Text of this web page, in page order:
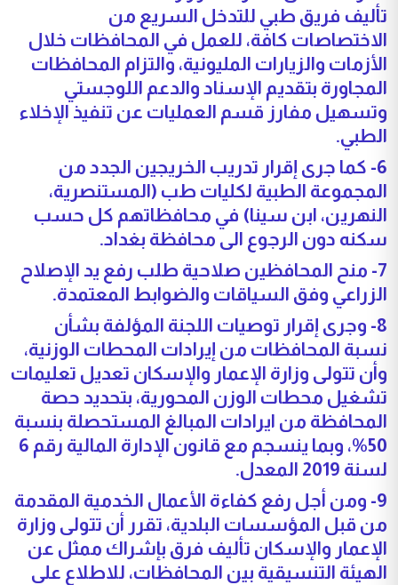
تأليف فريق طبي للتدخل السريع من
الاختصاصات كافة، للعمل في المحافظات خلال
الأزمات والزيارات المليونية، والتزام المحافظات
المجاورة بتقديم الإسناد والدعم اللوجستي
وتسهيل مفارز قسم العمليات عن تنفيذ الإخلاء
الطبي.
6- كما جرى إقرار تدريب الخريجين الجدد من
المجموعة الطبية لكليات طب (المستنصرية،
النهرين، ابن سينا) في محافظاتهم كل حسب
سكنه دون الرجوع الى محافظة بغداد.
7- منح المحافظين صلاحية طلب رفع يد الإصلاح
الزراعي وفق السياقات والضوابط المعتمدة.
8- وجرى إقرار توصيات اللجنة المؤلفة بشأن
نسبة المحافظات من إيرادات المحطات الوزنية،
وأن تتولى وزارة الإعمار والإسكان تعديل تعليمات
تشغيل محطات الوزن المحورية، بتحديد حصة
المحافظة من ايرادات المبالغ المستحصلة بنسبة
50%، وبما ينسجم مع قانون الإدارة المالية رقم 6
لسنة 2019 المعدل.
9- ومن أجل رفع كفاءة الأعمال الخدمية المقدمة
من قبل المؤسسات البلدية، تقرر أن تتولى وزارة
الإعمار والإسكان تأليف فرق بإشراك ممثل عن
الهيئة التنسيقية بين المحافظات، للاطلاع على